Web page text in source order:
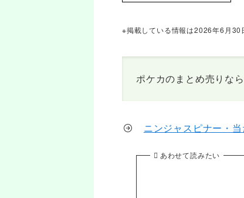
※掲載している情報は2026年6月30
ポケカのまとめ売りな
ニンジャスピナー・
あわせて読みたい